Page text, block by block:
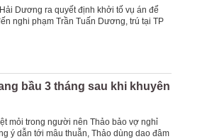
Dương ra quyết định khởi tố vụ án để
nghi phạm Trần Tuấn Dương, trú tại TP
bầu 3 tháng sau khi khuyên
mỏi trong người nên Thảo bảo vợ nghỉ
ý dẫn tới mâu thuẫn, Thảo dùng dao đâm